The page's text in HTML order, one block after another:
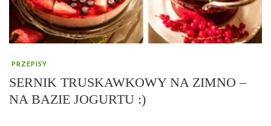
PRZEPISY
SERNIK TRUSKAWKOWY NA ZIMNO –
NA BAZIE JOGURTU :)